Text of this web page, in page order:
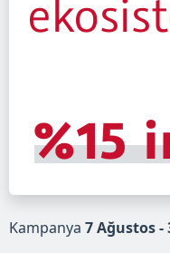
Kampanya 7 Ağustos -